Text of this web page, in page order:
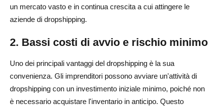
un mercato vasto e in continua crescita a cui attingere le
aziende di dropshipping.
2. Bassi costi di avvio e rischio minimo
Uno dei principali vantaggi del dropshipping è la sua
convenienza. Gli imprenditori possono avviare un'attività di
dropshipping con un investimento iniziale minimo, poiché non
è necessario acquistare l'inventario in anticipo. Questo